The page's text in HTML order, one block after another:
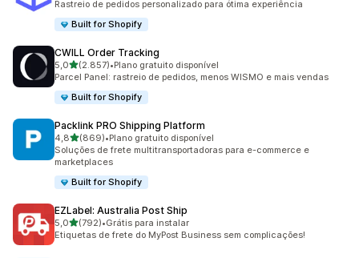
Rastreio de pedidos personalizado para ótima experiência
Built for Shopify
CWILL Order Tracking
5,0de 5 estrelas
(2.857)
2857 avaliações ao todo
•Plano gratuito disponível
Parcel Panel: rastreio de pedidos, menos WISMO e mais vendas
Built for Shopify
Packlink PRO Shipping Platform
4,8de 5 estrelas
(869)
869 avaliações ao todo
•Plano gratuito disponível
Soluções de frete multitransportadoras para e-commerce e
marketplaces
Built for Shopify
EZLabel: Australia Post Ship
5,0de 5 estrelas
(792)
792 avaliações ao todo
•Grátis para instalar
Etiquetas de frete do MyPost Business sem complicações!